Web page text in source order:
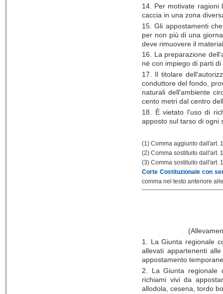
14. Per motivate ragioni
caccia in una zona
15. Gli appostamenti
per non più di una
deve rimuovere il
16. La preparazione
né con impiego di parti
17. Il titolare
conduttore del fondo,
naturali dell'ambiente
cento metri dal centro
18. È vietato l'uso di
apposto sul tarso di ogni
(1) Comma aggiunto dall'art.
(2) Comma sostituito dall'art.
(3) Comma sostituito dall'art.
Corte Costituzionale con
comma nel testo anteriore
1. La Giunta regionale
allevati appartenenti
appostamento
2. La Giunta regionale
richiami vivi da
allodola, cesena, tordo